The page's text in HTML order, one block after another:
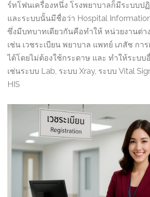
ร์ทโฟนเครื่องหนึ่ง โรงพยาบาลก็มีระบบป
และระบบนั้นมีชื่อว่า Hospital
ซึ่งมีบทบาทเดียวกันคือทำให้ หน่วยงานต่า
เช่น เวชระเบียน พยาบาล แพทย์ เภสัช กา
ได้โดยไม่ต้องใช้กระดาษ และ ทำให้ระบบ
เช่นระบบ Lab, ระบบ Xray, ระบบ Vital
HIS